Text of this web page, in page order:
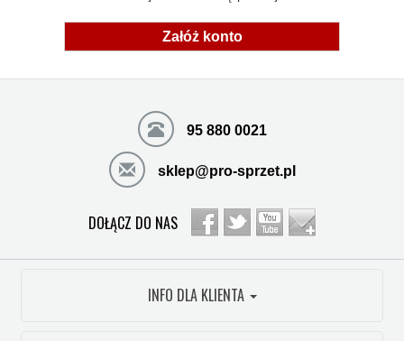
Załóż konto
95 880 0021
sklep@pro-sprzet.pl
DOŁĄCZ DO NAS
INFO DLA KLIENTA